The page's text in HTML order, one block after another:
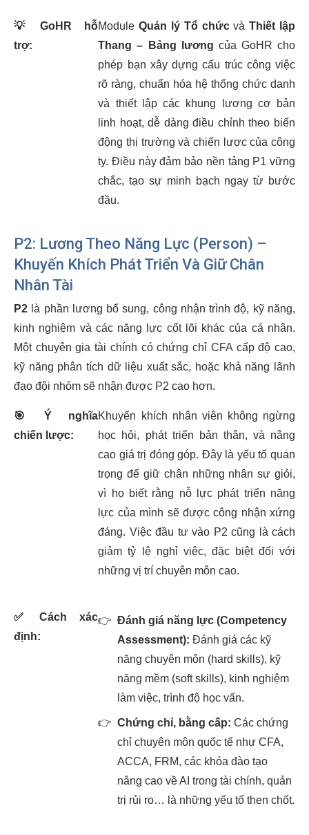
💡
GoHR hỗ
trợ:
ModuleQuản lý Tổ chứcvàThiết lập
Thang – Bảng lương của GoHR cho
phép bạn xây dựng cấu trúc công việc
rõ ràng, chuẩn hóa hệ thống chức danh
và thiết lập các khung lương cơ bản
linh hoạt, dễ dàng điều chỉnh theo biến
động thị trường và chiến lược của công
ty. Điều này đảm bảo nền tảng P1 vững
chắc, tạo sự minh bạch ngay từ bước
đầu.
P2: Lương Theo Năng Lực (Person) –
Khuyến Khích Phát Triển Và Giữ Chân
Nhân Tài
P2 là phần lương bổ sung, công nhận trình độ, kỹ năng,
kinh nghiệm và các năng lực cốt lõi khác của cá nhân.
Một chuyên gia tài chính có chứng chỉ CFA cấp độ cao,
kỹ năng phân tích dữ liệu xuất sắc, hoặc khả năng lãnh
đạo đội nhóm sẽ nhận được P2 cao hơn.
🎯
Ý nghĩa
chiến lược:
Khuyến khích nhân viên không ngừng
học hỏi, phát triển bản thân, và nâng
cao giá trị đóng góp. Đây là yếu tố quan
trọng để giữ chân những nhân sự giỏi,
vì họ biết rằng nỗ lực phát triển năng
lực của mình sẽ được công nhận xứng
đáng. Việc đầu tư vào P2 cũng là cách
giảm tỷ lệ nghỉ việc, đặc biệt đối với
những vị trí chuyên môn cao.
✅
Cách xác
định:
👉 Đánh giá năng lực (Competency
Assessment): Đánh giá các kỹ
năng chuyên môn (hard skills), kỹ
năng mềm (soft skills), kinh nghiệm
làm việc, trình độ học vấn.
👉 Chứng chỉ, bằng cấp: Các chứng
chỉ chuyên môn quốc tế như CFA,
ACCA, FRM, các khóa đào tạo
nâng cao về AI trong tài chính, quản
trị rủi ro… là những yếu tố then chốt.